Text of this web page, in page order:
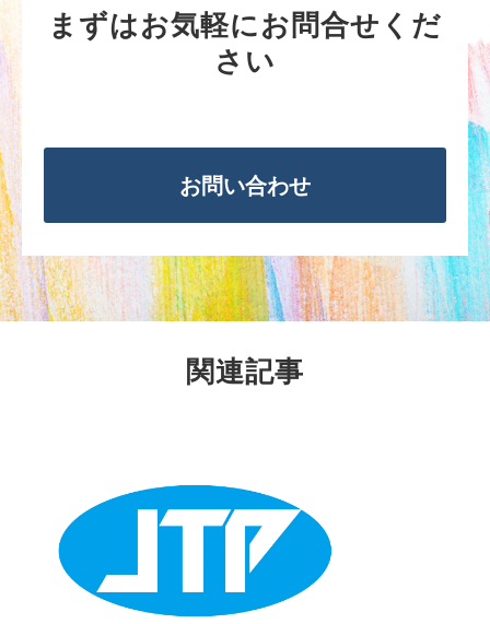
まずはお気軽にお問合せくだ
さい
お問い合わせ
関連記事